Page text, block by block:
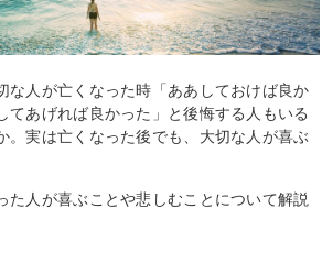
な人が亡くなった時「ああしておけば良か
てあげれば良かった」と後悔する人もいる
。実は亡くなった後でも、大切な人が喜ぶ
た人が喜ぶことや悲しむことについて解説